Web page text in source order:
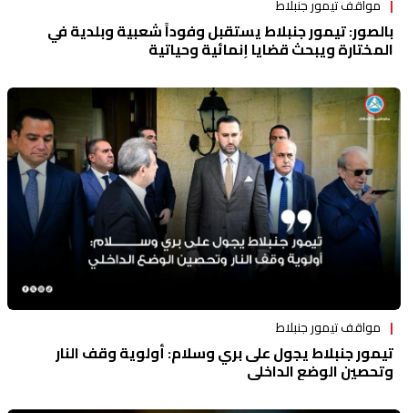
مواقف تيمور جنبلاط
بالصور: تيمور جنبلاط يستقبل وفوداً شعبية وبلدية في
المختارة ويبحث قضايا إنمائية وحياتية
مواقف تيمور جنبلاط
تيمور جنبلاط يجول على بري وسلام: أولوية وقف النار
وتحصين الوضع الداخلي